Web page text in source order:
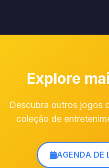
Explore
Descubra outros jogos
coleção de
AGENDA DE